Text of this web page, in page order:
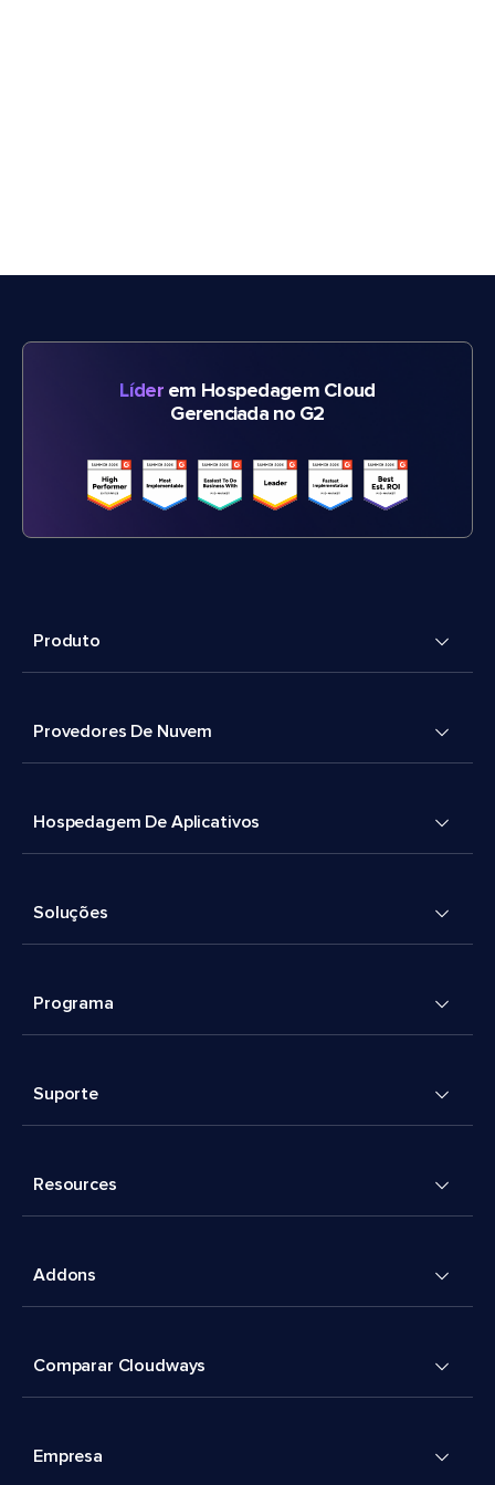
Líderem Hospedagem Cloud
Gerenciada no G2
Produto
Provedores De Nuvem
Hospedagem De Aplicativos
Soluções
Programa
Suporte
Resources
Addons
Comparar Cloudways
Empresa